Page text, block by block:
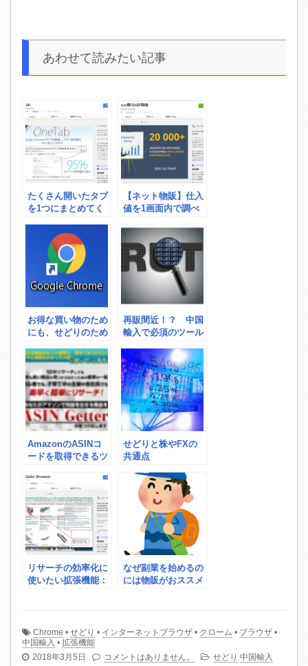
あわせて読みたい記事
たくさん開いたタブ
を1つにまとめてく
張機能「OneTab」
【ネット物販】仕入
値を1画面内で調べ
お得な買い物のため
にも、せどりのため
Chrome(グーグル
クローム）を使いた
い
再販間近！？ 中国
輸入で必須のツール
AmazonのASINコ
ードを取得できるツ
開（～8/9 23:59ま
せどりと株やFXの
共通点
リサーチの効率化に
使いたい拡張機能：
なぜ副業を始めるの
には物販がおススメ
Chrome • せどり • インターネットブラウザ • クローム • ブラウザ •
中国輸入 • 拡張機能
2018年3月5日
コメントはありません。 せどり 中国輸入